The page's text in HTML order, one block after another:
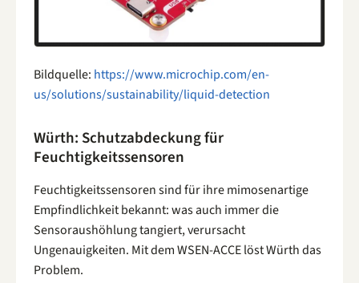
Bildquelle: https://www.microchip.com/en-
us/solutions/sustainability/liquid-detection
Würth: Schutzabdeckung für
Feuchtigkeitssensoren
Feuchtigkeitssensoren sind für ihre mimosenartige
Empfindlichkeit bekannt: was auch immer die
Sensoraushöhlung tangiert, verursacht
Ungenauigkeiten. Mit dem WSEN-ACCE löst Würth das
Problem.